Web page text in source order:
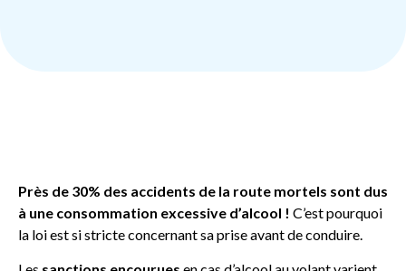
Près de 30% des accidents de la route mortels sont dus
à une consommation excessive d’alcool ! C’est pourquoi
la loi est si stricte concernant sa prise avant de conduire.